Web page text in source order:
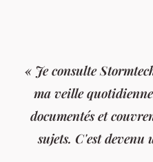
« Je consulte
ma veille
documentés et
sujets. C'est